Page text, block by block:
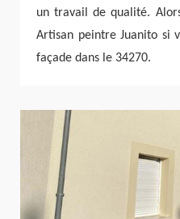
un travail de qualité.
Artisan peintre Juanito si
façade dans le 34270.